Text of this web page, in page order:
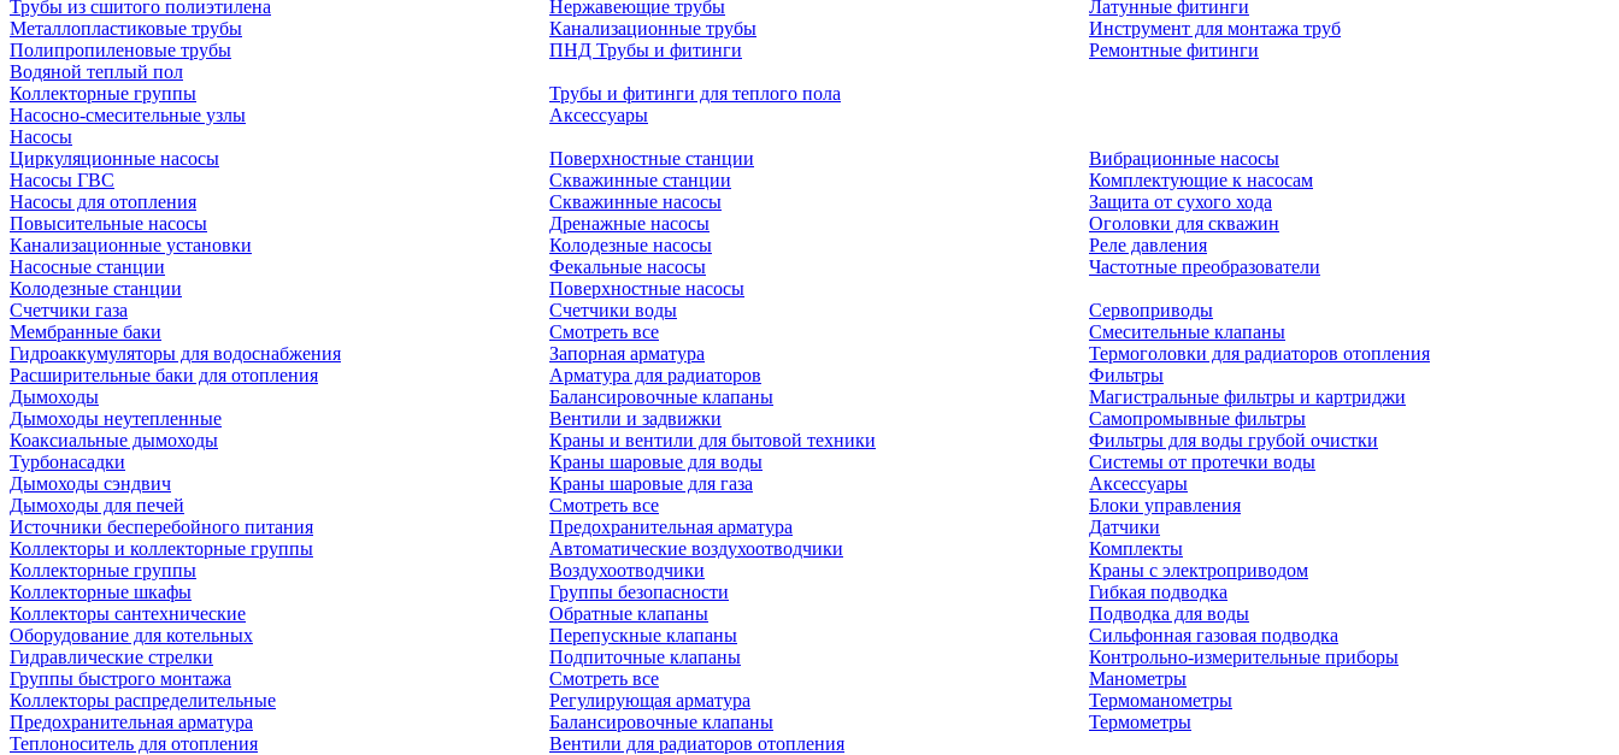
Трубы из сшитого полиэтилена
Металлопластиковые трубы
Полипропиленовые трубы
Нержавеющие трубы
Канализационные трубы
ПНД Трубы и фитинги
Латунные фитинги
Инструмент для монтажа труб
Ремонтные фитинги
Водяной теплый пол
Коллекторные группы
Насосно-смесительные узлы
Трубы и фитинги для теплого пола
Аксессуары
Насосы
Циркуляционные насосы
Насосы ГВС
Насосы для отопления
Повысительные насосы
Канализационные установки
Насосные станции
Колодезные станции
Поверхностные станции
Скважинные станции
Скважинные насосы
Дренажные насосы
Колодезные насосы
Фекальные насосы
Поверхностные насосы
Вибрационные насосы
Комплектующие к насосам
Защита от сухого хода
Оголовки для скважин
Реле давления
Частотные преобразователи
Счетчики газа
Мембранные баки
Гидроаккумуляторы для водоснабжения
Расширительные баки для отопления
Дымоходы
Дымоходы неутепленные
Коаксиальные дымоходы
Турбонасадки
Дымоходы сэндвич
Дымоходы для печей
Источники бесперебойного питания
Коллекторы и коллекторные группы
Коллекторные группы
Коллекторные шкафы
Коллекторы сантехнические
Оборудование для котельных
Гидравлические стрелки
Группы быстрого монтажа
Коллекторы распределительные
Предохранительная арматура
Теплоноситель для отопления
Счетчики воды
Смотреть все
Запорная арматура
Арматура для радиаторов
Балансировочные клапаны
Вентили и задвижки
Краны и вентили для бытовой техники
Краны шаровые для воды
Краны шаровые для газа
Смотреть все
Предохранительная арматура
Автоматические воздухоотводчики
Воздухоотводчики
Группы безопасности
Обратные клапаны
Перепускные клапаны
Подпиточные клапаны
Смотреть все
Регулирующая арматура
Балансировочные клапаны
Вентили для радиаторов отопления
Сервоприводы
Смесительные клапаны
Термоголовки для радиаторов отопления
Фильтры
Магистральные фильтры и картриджи
Самопромывные фильтры
Фильтры для воды грубой очистки
Системы от протечки воды
Аксессуары
Блоки управления
Датчики
Комплекты
Краны с электроприводом
Гибкая подводка
Подводка для воды
Сильфонная газовая подводка
Контрольно-измерительные приборы
Манометры
Термоманометры
Термометры